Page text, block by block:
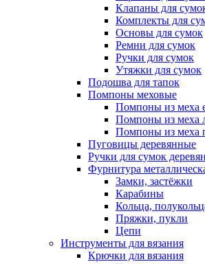
Клапаны для
Комплекты для
Основы для сумок
Ремни для сумок
Ручки для сумок
Утяжки для сумок
Подошва для тапок
Помпоны меховые
Помпоны из меха
Помпоны из меха
Помпоны из меха
Пуговицы деревянные
Ручки для сумок
Фурнитура
Замки, застёжки
Карабины
Кольца,
Пряжки, пукли
Цепи
Инструменты для вязания
Крючки для вязания